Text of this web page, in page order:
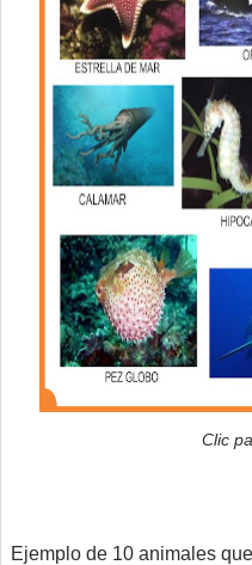
Clic
Ejemplo de 10 animales